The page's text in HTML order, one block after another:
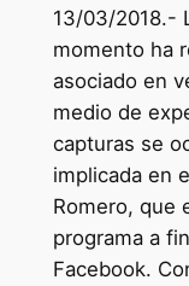
13/03/2018.-
momento ha
asociado en
medio de
capturas se
implicada en
Romero, que
programa a
Facebook.